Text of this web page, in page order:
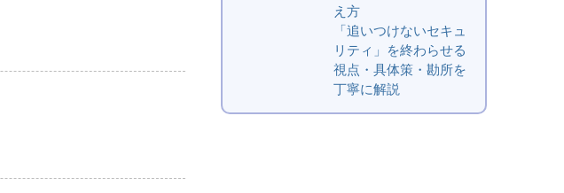
え方
「追いつけないセキュ
リティ」を終わらせる
視点・具体策・勘所を
丁寧に解説